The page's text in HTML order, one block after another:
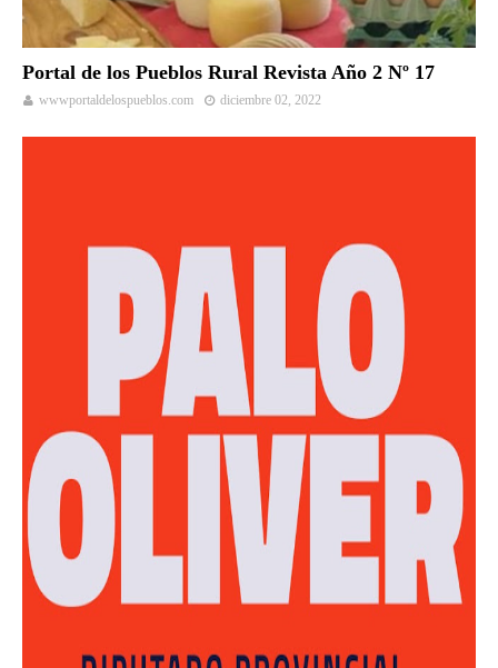
Portal de los Pueblos Rural Revista Año 2 Nº 17
wwwportaldelospueblos.com diciembre 02, 2022